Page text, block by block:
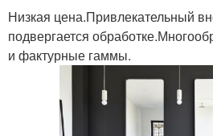
Низкая цена.Привлекательный
подвергается
и фактурные гаммы.